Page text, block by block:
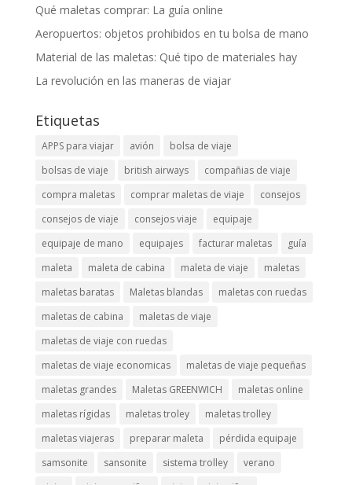
Qué maletas comprar: La guía online
Aeropuertos: objetos prohibidos en tu bolsa de mano
Material de las maletas: Qué tipo de materiales hay
La revolución en las maneras de viajar
Etiquetas
APPS para viajar avión
bolsa de viaje
bolsas de viaje
british airways
compañias de viaje
compra maletas
comprar maletas de viaje
consejos
consejos de viaje
consejos viaje
equipaje
equipaje de mano
equipajes facturar maletas
guía
maleta
maleta de cabina maleta de viaje
maletas
maletas baratas
Maletas blandas
maletas con ruedas
maletas de cabina
maletas de viaje
maletas de viaje con ruedas
maletas de viaje economicas
maletas de viaje pequeñas
maletas grandes
Maletas GREENWICH
maletas online
maletas rígidas
maletas troley
maletas trolley
maletas viajeras
preparar maleta
pérdida equipaje
samsonite
sansonite sistema trolley
verano